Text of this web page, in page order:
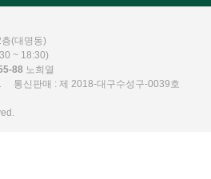
(대명동)
~ 18:30)
88 노희열
통신판매 : 제 2018-대구수성구-0039호